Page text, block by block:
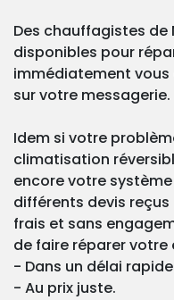
Des chauffagistes
disponibles pour
immédiatement
sur votre messagerie.
Idem si votre
climatisation
encore votre
différents devis
frais et sans
de faire réparer votre
- Dans un délai rapide
- Au prix juste.